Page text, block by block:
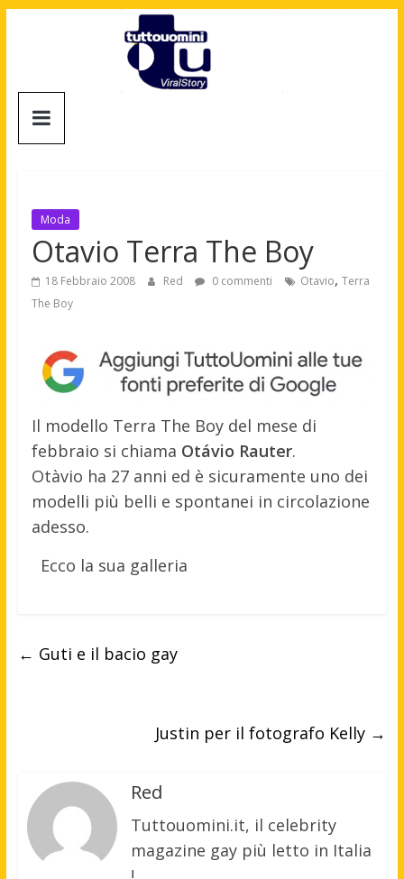
Tuttouomini
Motori,
gay
news
maschile
Moda
Otavio Terra The Boy
18 Febbraio 2008 Red 0 commenti Otavio, Terra
The Boy
Il modello Terra The Boy del mese di
febbraio si chiama Otávio Rauter.
Otàvio ha 27 anni ed è sicuramente uno dei
modelli più belli e spontanei in circolazione
adesso.
Ecco la sua galleria
← Guti e il bacio gay
Justin per il fotografo Kelly →
Red
Tuttouomini.it, il celebrity
magazine gay più letto in Italia